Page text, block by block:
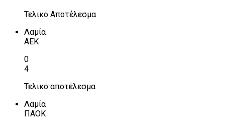
Τελικό Αποτέλεσμα
Λαμία
ΑΕΚ
0
4
Τελικό αποτέλεσμα
Λαμία
ΠΑΟΚ